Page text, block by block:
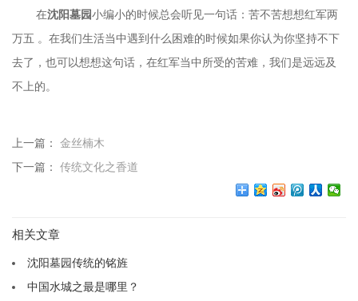
在沈阳墓园小编小的时候总会听见一句话：苦不苦想想红军两
万五 。在我们生活当中遇到什么困难的时候如果你认为你坚持不下
去了，也可以想想这句话，在红军当中所受的苦难，我们是远远及
不上的。
上一篇： 金丝楠木
下一篇： 传统文化之香道
相关文章
沈阳墓园传统的铭旌
中国水城之最是哪里？